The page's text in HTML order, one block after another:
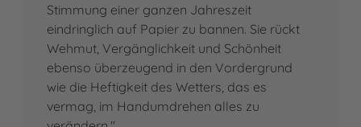
Stimmung einer ganzen Jahreszeit
eindringlich auf Papier zu bannen. Sie rückt
Wehmut, Vergänglichkeit und Schönheit
ebenso überzeugend in den Vordergrund
wie die Heftigkeit des Wetters, das es
vermag, im Handumdrehen alles zu